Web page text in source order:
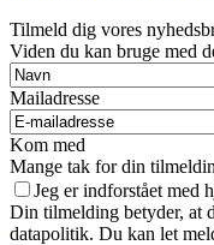
Tilmeld dig vores
Viden du kan bruge med
Mailadresse
Kom med
Mange tak for din
Jeg er indforstået med
Din tilmelding betyder, at
datapolitik. Du kan let